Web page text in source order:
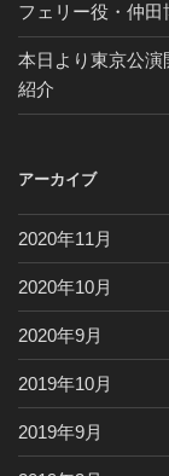
フェリー役・仲田
本日より東京公
紹介
アーカイブ
2020年11月
2020年10月
2020年9月
2019年10月
2019年9月